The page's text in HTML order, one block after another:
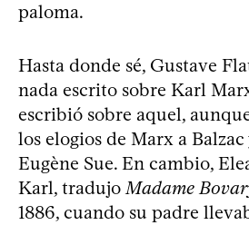
paloma.
Hasta donde sé, Gustave
nada escrito sobre Karl
escribió sobre aquel,
los elogios de Marx a Balzac
Eugène Sue. En cambio,
Karl, tradujoMadame
1886, cuando su padre